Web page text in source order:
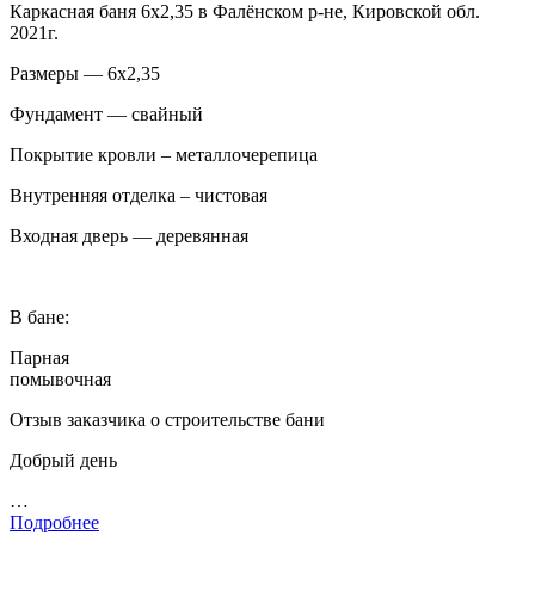
Каркасная баня 6х2,35 в Фалёнском р-не, Кировской обл.
2021г.
Размеры — 6х2,35
Фундамент — свайный
Покрытие кровли – металлочерепица
Внутренняя отделка – чистовая
Входная дверь — деревянная
В бане:
Парная
помывочная
Отзыв заказчика о строительстве бани
Добрый день
…
Подробнее